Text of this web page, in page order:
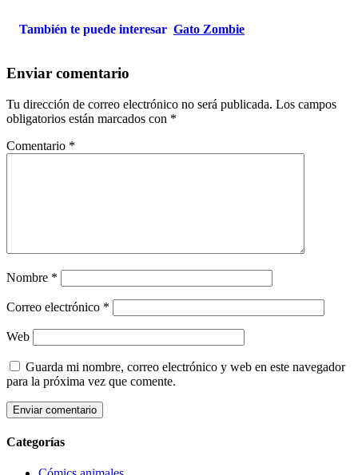
También te puede interesar Gato Zombie
Enviar comentario
Tu dirección de correo electrónico no será publicada. Los campos
obligatorios están marcados con *
Comentario *
Nombre *
Correo electrónico *
Web
Guarda mi nombre, correo electrónico y web en este navegador
para la próxima vez que comente.
Categorías